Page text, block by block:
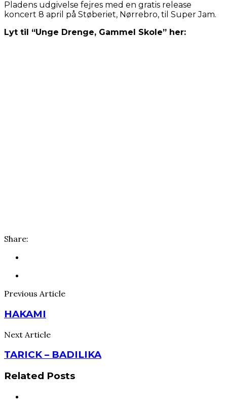
Pladens udgivelse fejres med en gratis release
koncert 8 april på Støberiet, Nørrebro, til Super Jam.
Lyt til “Unge Drenge, Gammel Skole” her:
Share:
Previous Article
HAKAMI
Next Article
TARICK – BADILIKA
Related Posts